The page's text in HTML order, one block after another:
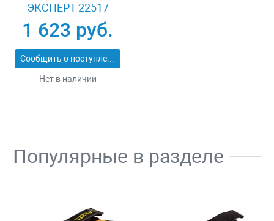
ЭКСПЕРТ 22517
1 623 руб.
Сообщить о поступлении
Нет в наличии
Популярные в разделе